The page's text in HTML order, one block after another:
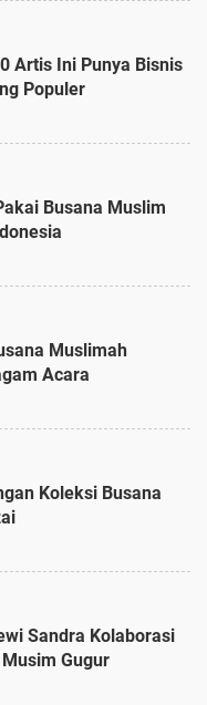
Artis Ini Punya Bisnis
Populer
Busana Muslim
Muslimah
Acara
Koleksi Busana
Sandra Kolaborasi
Gugur